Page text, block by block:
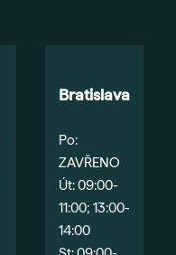
Bratislava
Po:
ZAVŘENO
Út: 09:00-
11:00; 13:00-
14:00